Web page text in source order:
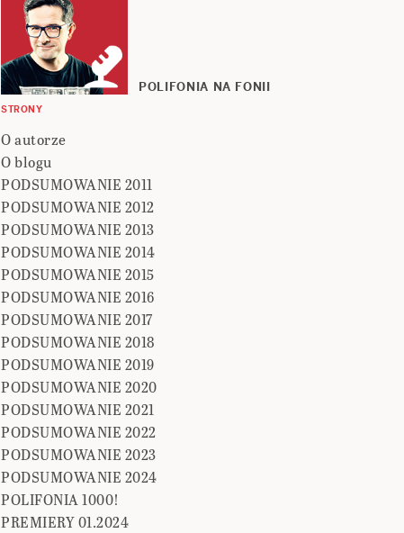
POLIFONIA NA FONII
STRONY
O autorze
O blogu
PODSUMOWANIE 2011
PODSUMOWANIE 2012
PODSUMOWANIE 2013
PODSUMOWANIE 2014
PODSUMOWANIE 2015
PODSUMOWANIE 2016
PODSUMOWANIE 2017
PODSUMOWANIE 2018
PODSUMOWANIE 2019
PODSUMOWANIE 2020
PODSUMOWANIE 2021
PODSUMOWANIE 2022
PODSUMOWANIE 2023
PODSUMOWANIE 2024
POLIFONIA 1000!
PREMIERY 01.2024